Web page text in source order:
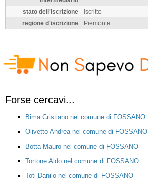
stato dell'iscrizione
Iscritto
regione d'iscrizione
Piemonte
Forse cercavi...
Bima Cristiano nel comune di FOSSANO
Olivetto Andrea nel comune di FOSSANO
Botta Mauro nel comune di FOSSANO
Tortone Aldo nel comune di FOSSANO
Toti Danilo nel comune di FOSSANO